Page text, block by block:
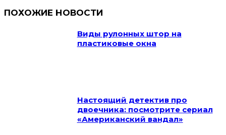
ПОХОЖИЕ НОВОСТИ
Виды рулонных штор на
пластиковые окна
Настоящий детектив про
двоечника: посмотрите сериал
«Американский вандал»